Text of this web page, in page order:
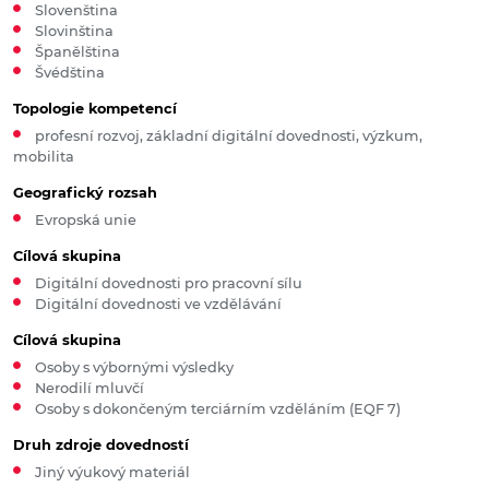
Slovenština
Slovinština
Španělština
Švédština
Topologie kompetencí
profesní rozvoj, základní digitální dovednosti, výzkum,
mobilita
Geografický rozsah
Evropská unie
Cílová skupina
Digitální dovednosti pro pracovní sílu
Digitální dovednosti ve vzdělávání
Cílová skupina
Osoby s výbornými výsledky
Nerodilí mluvčí
Osoby s dokončeným terciárním vzděláním (EQF 7)
Druh zdroje dovedností
Jiný výukový materiál